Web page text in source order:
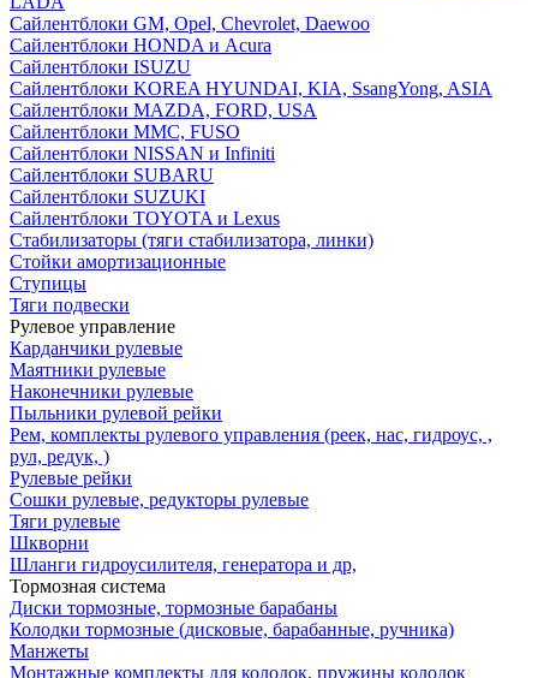
Сайлентблоки GM, Opel, Chevrolet, Daewoo
Сайлентблоки HONDA и Acura
Сайлентблоки ISUZU
Сайлентблоки KOREA HYUNDAI, KIA, SsangYong, ASIA
Сайлентблоки MAZDA, FORD, USA
Сайлентблоки MMC, FUSO
Сайлентблоки NISSAN и Infiniti
Сайлентблоки SUBARU
Сайлентблоки SUZUKI
Сайлентблоки TOYOTA и Lexus
Стабилизаторы (тяги стабилизатора, линки)
Стойки амортизационные
Ступицы
Тяги подвески
Рулевое управление
Карданчики рулевые
Маятники рулевые
Наконечники рулевые
Пыльники рулевой рейки
Рем, комплекты рулевого управления (реек, нас, гидроус, ,
рул, редук, )
Рулевые рейки
Сошки рулевые, редукторы рулевые
Тяги рулевые
Шкворни
Шланги гидроусилителя, генератора и др,
Тормозная система
Диски тормозные, тормозные барабаны
Колодки тормозные (дисковые, барабанные, ручника)
Манжеты
Монтажные комплекты для колодок, пружины колодок